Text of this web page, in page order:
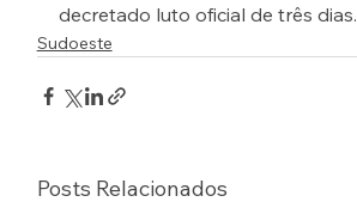
decretado luto oficial de três dias.
Sudoeste
Posts Relacionados